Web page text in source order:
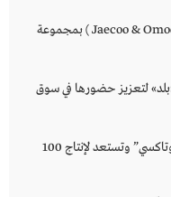
تعيين “أحمد على” مديراً عاماً لعلامة ( Jaecoo & Omoda ) بمجموعة
لتعزيز حضورها في سوق
(Zoox) تكشف عن الجيل الجديد من “روبوتاكسي” وتستعد لإنتاج 100